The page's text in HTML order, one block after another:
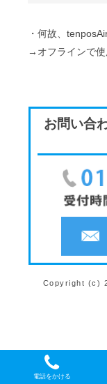
・何故、
→オフラインで使
お問い合
Copyright (c)
電話をかける